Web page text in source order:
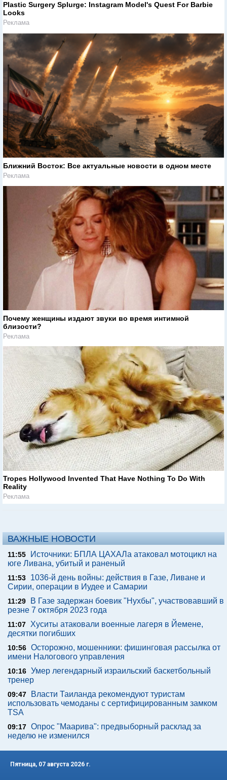
Plastic Surgery Splurge: Instagram Model's Quest For Barbie
Looks
Реклама
Ближний Восток: Все актуальные новости в одном месте
Реклама
Почему женщины издают звуки во время интимной
близости?
Реклама
Tropes Hollywood Invented That Have Nothing To Do With
Reality
Реклама
ВАЖНЫЕ НОВОСТИ
11:55
Источники: БПЛА ЦАХАЛа атаковал мотоцикл на
юге Ливана, убитый и раненый
11:53
1036-й день войны: действия в Газе, Ливане и
Сирии, операции в Иудее и Самарии
11:29
В Газе задержан боевик "Нухбы", участвовавший в
резне 7 октября 2023 года
11:07 Хуситы атаковали военные лагеря в Йемене,
десятки погибших
10:56 Осторожно, мошенники: фишинговая рассылка от
имени Налогового управления
10:16 Умер легендарный израильский баскетбольный
тренер
09:47
Власти Таиланда рекомендуют туристам
использовать чемоданы с сертифицированным замком
TSA
09:17 Опрос "Mаарива": предвыборный расклад за
неделю не изменился
Пятница, 07 августа 2026 г.